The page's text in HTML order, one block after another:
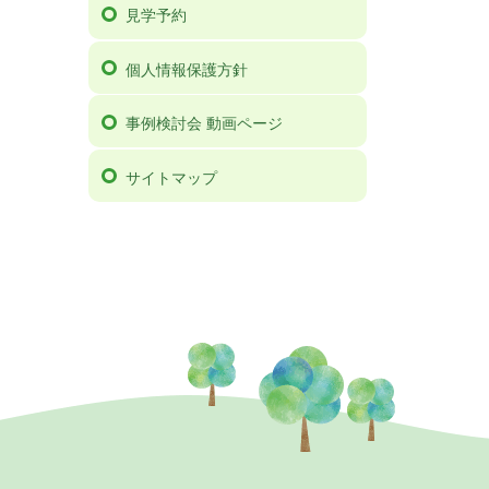
見学予約
個人情報保護方針
事例検討会 動画ページ
サイトマップ